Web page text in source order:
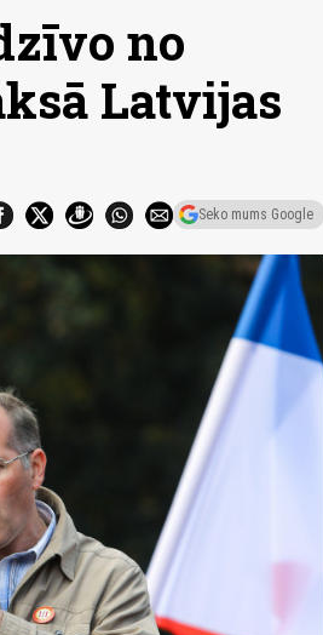
no
Latvijas
Seko mums Google